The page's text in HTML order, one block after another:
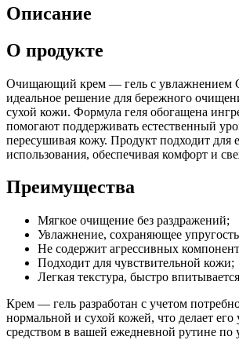
Описание
О продукте
Очищающий крем — гель с увлажнением
идеальное решение для бережного
сухой кожи. Формула геля обогащена
помогают поддерживать естественный
пересушивая кожу. Продукт подходит для
использования, обеспечивая комфорт и
Преимущества
Мягкое очищение без раздражений;
Увлажнение, сохраняющее
Не содержит агрессивных
Подходит для чувствительной кожи;
Легкая текстура, быстро
Крем — гель разработан с учетом
нормальной и сухой кожей, что делает
средством в вашей ежедневной рутине по